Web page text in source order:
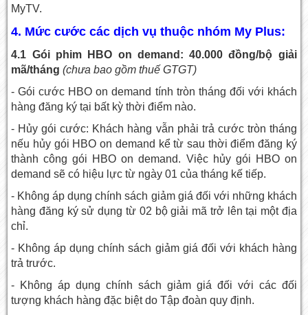
MyTV.
4. Mức cước các dịch vụ thuộc nhóm My Plus:
4.1 Gói phim HBO on demand: 40.000 đồng/bộ giải
mã/tháng(chưa bao gồm thuế GTGT)
- Gói cước HBO on demand tính tròn tháng đối với khách
hàng đăng ký tại bất kỳ thời điểm nào.
- Hủy gói cước: Khách hàng vẫn phải trả cước tròn tháng
nếu hủy gói HBO on demand kể từ sau thời điểm đăng ký
thành công gói HBO on demand. Việc hủy gói HBO on
demand sẽ có hiệu lực từ ngày 01 của tháng kế tiếp.
- Không áp dụng chính sách giảm giá đối với những khách
hàng đăng ký sử dụng từ 02 bộ giải mã trở lên tại một địa
chỉ.
- Không áp dụng chính sách giảm giá đối với khách hàng
trả trước.
- Không áp dụng chính sách giảm giá đối với các đối
tượng khách hàng đặc biệt do Tập đoàn quy định.